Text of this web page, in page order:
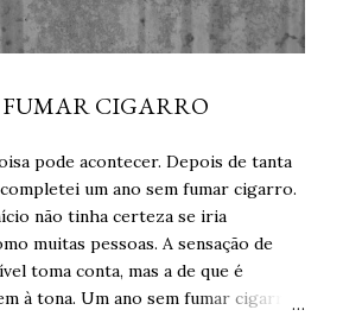
CIGARRO
pode acontecer. Depois de tanta
um ano sem fumar cigarro.
não tinha certeza se iria
muitas pessoas. A sensação de
toma conta, mas a de que é
à tona. Um ano sem fumar cigarro.